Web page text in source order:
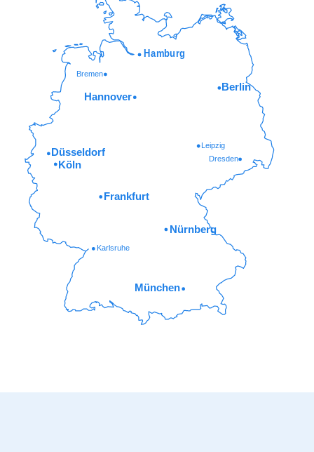
Karlsruhe
Dresden
München
Nürnberg
Frankfurt
Köln
Düsseldorf
Leipzig
Hannover
Berlin
Bremen
Hamburg